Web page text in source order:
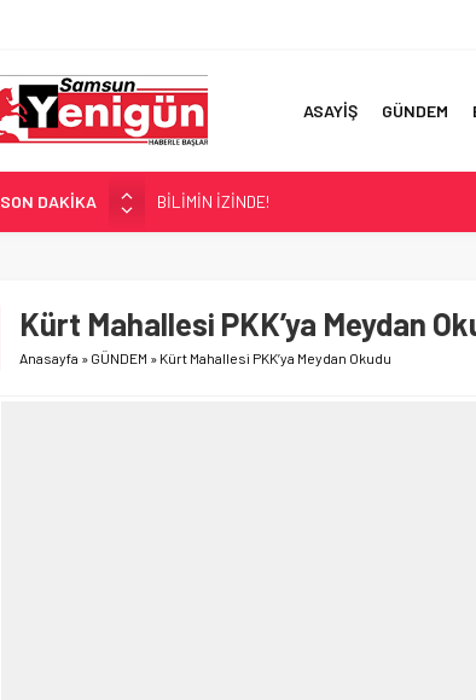
ASAYİŞ GÜNDEM
SON DAKİKA
BİLİMİN İZİNDE!
TIR’A ‘ZEHİR’ BASKINI!
UÇURUMDA CAN PAZARI!
SAMSUN YANACAK!
Kürt Mahallesi PKK’ya Meydan
Anasayfa » GÜNDEM » Kürt Mahallesi PKK’ya Meydan Okudu